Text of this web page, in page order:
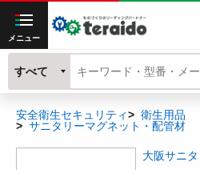
メニュー
すべて
安全衛生セキュリティ
衛生用品
サニタリーマグネット・配管材
大阪サニタ